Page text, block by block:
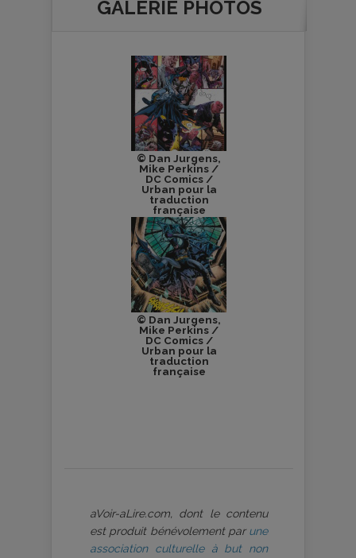
GALERIE PHOTOS
© Dan Jurgens,
Mike Perkins /
DC Comics /
Urban pour la
traduction
française
© Dan Jurgens,
Mike Perkins /
DC Comics /
Urban pour la
traduction
française
aVoir-aLire.com, dont le contenu
est produit bénévolement par une
association culturelle à but non